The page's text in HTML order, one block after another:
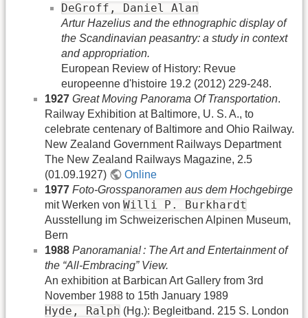
DeGroff, Daniel Alan
Artur Hazelius and the ethnographic display of
the Scandinavian peasantry: a study in context
and appropriation.
European Review of History: Revue
europeenne d'histoire 19.2 (2012) 229-248.
1927 Great Moving Panorama Of Transportation.
Railway Exhibition at Baltimore, U. S. A., to
celebrate centenary of Baltimore and Ohio Railway.
New Zealand Government Railways Department
The New Zealand Railways Magazine, 2.5
(01.09.1927)
Online
1977 Foto-Grosspanoramen aus dem Hochgebirge
mit Werken von Willi P. Burkhardt
Ausstellung im Schweizerischen Alpinen Museum,
Bern
1988 Panoramania! : The Art and Entertainment of
the “All-Embracing” View.
An exhibition at Barbican Art Gallery from 3rd
November 1988 to 15th January 1989
Hyde, Ralph (Hg.): Begleitband. 215 S. London